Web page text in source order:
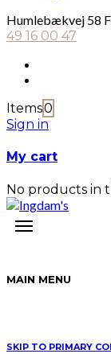
Humlebækvej 58
49 16 00 47
Items0
Sign in
My cart
No products in
MAIN MENU
SKIP TO PRIMARY